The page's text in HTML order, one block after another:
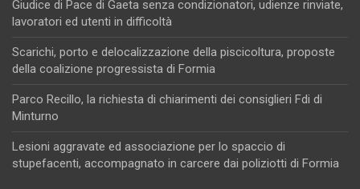
Giudice di Pace di Gaeta senza condizionatori, udienze rinviate,
lavoratori ed utenti in difficoltà
Scarichi, porto e delocalizzazione della piscicoltura, proposte
della coalizione progressista di Formia
Parco Recillo, la richiesta di chiarimenti dei consiglieri Fdi di
Minturno
Lesioni aggravate ed associazione per lo spaccio di
stupefacenti, accompagnato in carcere dai poliziotti di Formia